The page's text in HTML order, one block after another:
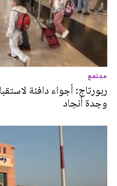
مجتمع
ربورتاج: أجواء دافئة
وجدة أنجاد